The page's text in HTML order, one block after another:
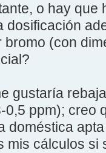
o hay que
dosificación
(con
gustaría
0,5 ppm); creo
doméstica
mis cálculos si